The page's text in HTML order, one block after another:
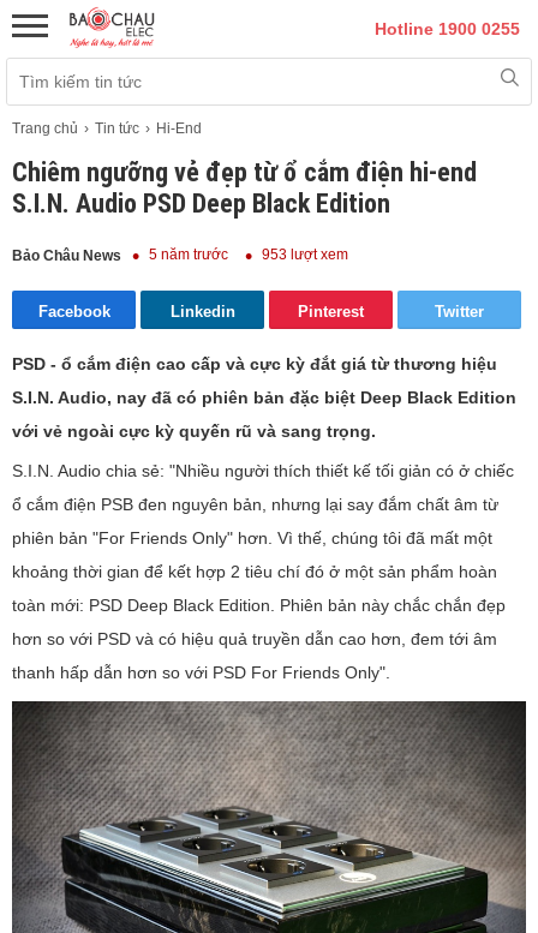
Hotline 1900 0255
Trang chủ Tin tức Hi-End
Chiêm ngưỡng vẻ đẹp từ ổ cắm điện hi-end
S.I.N. Audio PSD Deep Black Edition
Bảo Châu News 5 năm trước 953 lượt xem
Facebook Linkedin Pinterest Twitter
PSD - ổ cắm điện cao cấp và cực kỳ đắt giá từ thương hiệu
S.I.N. Audio, nay đã có phiên bản đặc biệt Deep Black Edition
với vẻ ngoài cực kỳ quyến rũ và sang trọng.
S.I.N. Audio chia sẻ: "Nhiều người thích thiết kế tối giản có ở chiếc
ổ cắm điện PSB đen nguyên bản, nhưng lại say đắm chất âm từ
phiên bản "For Friends Only" hơn. Vì thế, chúng tôi đã mất một
khoảng thời gian để kết hợp 2 tiêu chí đó ở một sản phẩm hoàn
toàn mới: PSD Deep Black Edition. Phiên bản này chắc chắn đẹp
hơn so với PSD và có hiệu quả truyền dẫn cao hơn, đem tới âm
thanh hấp dẫn hơn so với PSD For Friends Only".